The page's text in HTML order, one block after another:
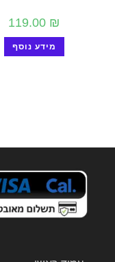
119.00 ₪
מידע נוסף